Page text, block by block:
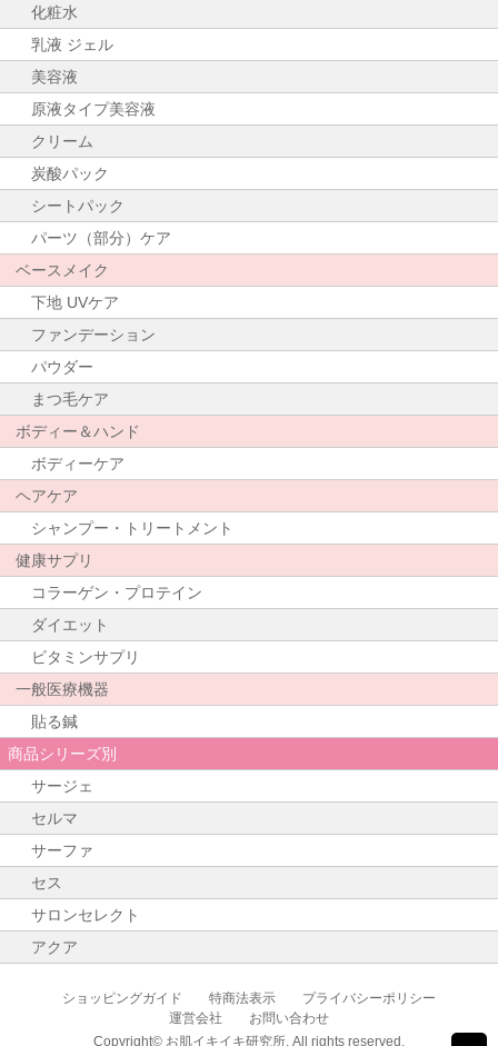
化粧水
乳液 ジェル
美容液
原液タイプ美容液
クリーム
炭酸パック
シートパック
パーツ（部分）ケア
ベースメイク
下地 UVケア
ファンデーション
パウダー
まつ毛ケア
ボディー＆ハンド
ボディーケア
ヘアケア
シャンプー・トリートメント
健康サプリ
コラーゲン・プロテイン
ダイエット
ビタミンサプリ
一般医療機器
貼る鍼
商品シリーズ別
サージェ
セルマ
サーファ
セス
サロンセレクト
アクア
ショッピングガイド 特商法表示
プライバシーポリシー
運営会社
お問い合わせ
Copyright© お肌イキイキ研究所. All rights reserved.